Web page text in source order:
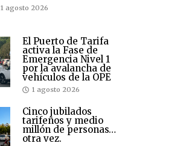
1 agosto 2026
El Puerto de Tarifa
activa la Fase de
Emergencia Nivel 1
por la avalancha de
vehículos de la OPE
1 agosto 2026
Cinco jubilados
tarifeños y medio
millón de personas…
otra vez.